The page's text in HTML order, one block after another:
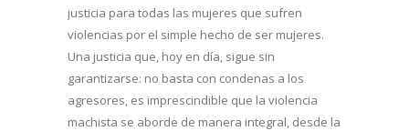
justicia para todas las mujeres que sufren
violencias por el simple hecho de ser mujeres.
Una justicia que, hoy en día, sigue sin
garantizarse: no basta con condenas a los
agresores, es imprescindible que la violencia
machista se aborde de manera integral, desde la